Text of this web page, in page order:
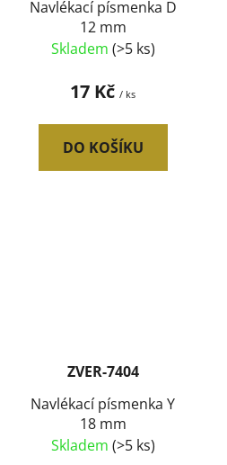
Navlékací písmenka D
12 mm
Skladem (>5 ks)
17 Kč / ks
DO KOŠÍKU
ZVER-7404
Navlékací písmenka Y
18 mm
Skladem (>5 ks)